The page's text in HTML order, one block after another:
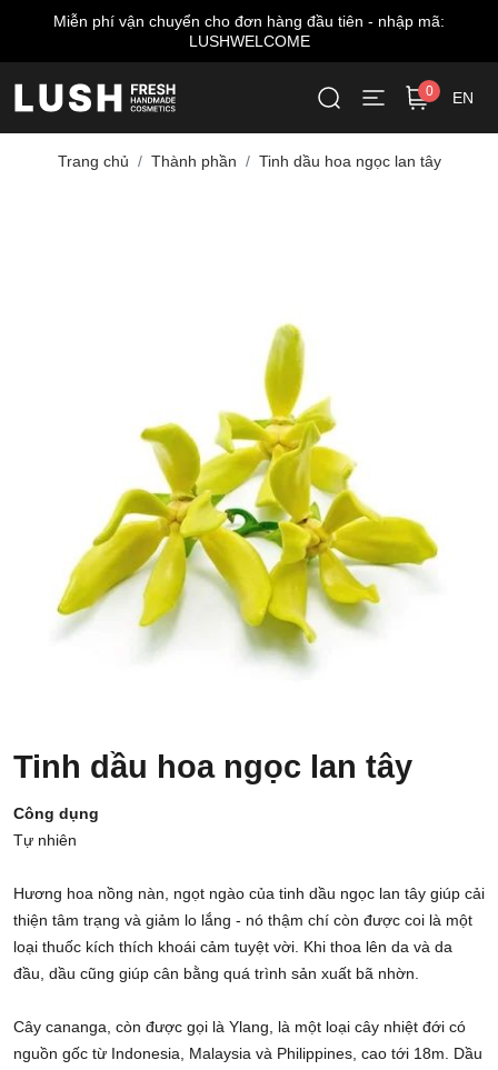
Miễn phí vận chuyển cho đơn hàng đầu tiên - nhập mã:
LUSHWELCOME
0 EN
Trang chủ Thành phần Tinh dầu hoa ngọc lan tây
Tinh dầu hoa ngọc lan tây
Công dụng
Tự nhiên
Hương hoa nồng nàn, ngọt ngào của tinh dầu ngọc lan tây giúp cải
thiện tâm trạng và giảm lo lắng - nó thậm chí còn được coi là một
loại thuốc kích thích khoái cảm tuyệt vời. Khi thoa lên da và da
đầu, dầu cũng giúp cân bằng quá trình sản xuất bã nhờn.
Cây cananga, còn được gọi là Ylang, là một loại cây nhiệt đới có
nguồn gốc từ Indonesia, Malaysia và Philippines, cao tới 18m. Dầu